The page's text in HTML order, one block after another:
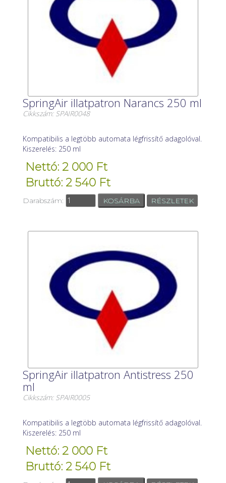
SpringAir illatpatron Narancs 250 ml
Cikkszám: SPAIR0048
Kompatibilis a legtöbb automata légfrissítő adagolóval.
Kiszerelés: 250 ml
Nettó: 2 000 Ft
Bruttó: 2 540 Ft
Darabszám: RÉSZLETEK
SpringAir illatpatron Antistress 250
ml
Cikkszám: SPAIR0005
Kompatibilis a legtöbb automata légfrissítő adagolóval.
Kiszerelés: 250 ml
Nettó: 2 000 Ft
Bruttó: 2 540 Ft